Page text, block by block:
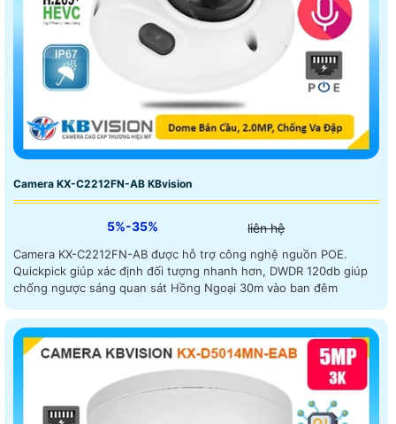
Camera KX-C2212FN-AB KBvision
5%-35% liên hệ
Camera KX-C2212FN-AB được hỗ trợ công nghệ nguồn POE.
Quickpick giúp xác định đối tượng nhanh hơn, DWDR 120db giúp
chống ngược sáng quan sát Hồng Ngoại 30m vào ban đêm